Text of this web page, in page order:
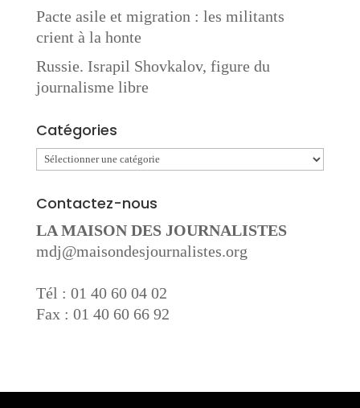
Pacte asile et migration : les militants
crient à la honte
Russie. Israpil Shovkalov, figure du
journalisme libre
Catégories
Catégories
Contactez-nous
LA MAISON DES JOURNALISTES
mdj@maisondesjournalistes.org
Tél : 01 40 60 04 02
Fax : 01 40 60 66 92